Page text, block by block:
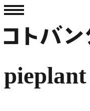
pieplant